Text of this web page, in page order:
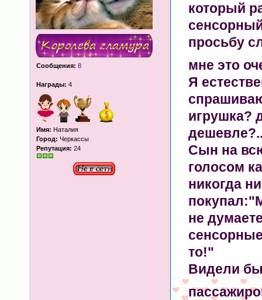
Сообщения: 8
Награды: 4
Имя: Наталия
Город: Черкассы
Репутация: 24
который
просьбу
мне это
Я
игрушка?
Сын на
голосом
никогда
не
то!"
Видели